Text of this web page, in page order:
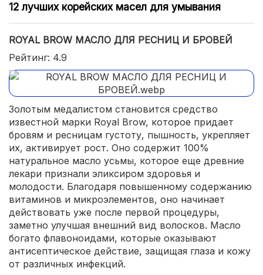
12 лучших корейских масел для умывания
ROYAL BROW МАСЛО ДЛЯ РЕСНИЦ И БРОВЕЙ
Рейтинг: 4.9
Золотым медалистом становится средство
известной марки Royal Brow, которое придает
бровям и ресницам густоту, пышность, укрепляет
их, активирует рост. Оно содержит 100%
натуральное масло усьмы, которое еще древние
лекари признали эликсиром здоровья и
молодости. Благодаря повышенному содержанию
витаминов и микроэлементов, оно начинает
действовать уже после первой процедуры,
заметно улучшая внешний вид волосков. Масло
богато флавоноидами, которые оказывают
антисептическое действие, защищая глаза и кожу
от различных инфекций.